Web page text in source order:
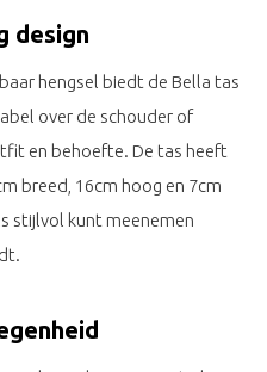
design
hengsel biedt de Bella tas
over de schouder of
en behoefte. De tas heeft
breed, 16cm hoog en 7cm
stijlvol kunt meenemen